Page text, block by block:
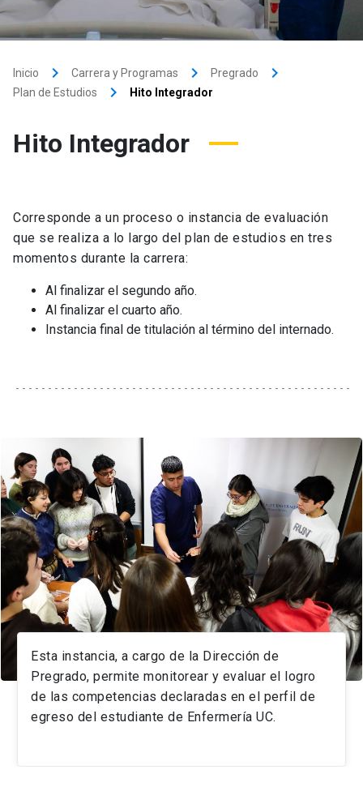
Inicio keyboard_arrow_right Carrera y Programas keyboard_arrow_right Pregrado keyboard_arrow_right
Plan de Estudios keyboard_arrow_right Hito Integrador
Hito Integrador
Corresponde a un proceso o instancia de evaluación
que se realiza a lo largo del plan de estudios en tres
momentos durante la carrera:
Al finalizar el segundo año.
Al finalizar el cuarto año.
Instancia final de titulación al término del internado.
Esta instancia, a cargo de la Dirección de
Pregrado, permite monitorear y evaluar el logro
de las competencias declaradas en el perfil de
egreso del estudiante de Enfermería UC.